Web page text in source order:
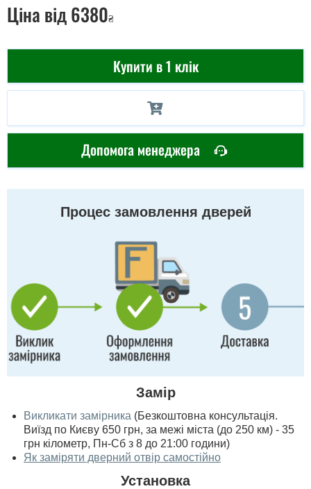
Ціна від 6380₴
Купити в 1 клік
Допомога менеджера
Процес замовлення дверей
Замір
Викликати замірника (Безкоштовна консультація.
Виїзд по Києву 650 грн, за межі міста (до 250 км) - 35
грн кілометр, Пн-Сб з 8 до 21:00 години)
Як заміряти дверний отвір самостійно
Установка